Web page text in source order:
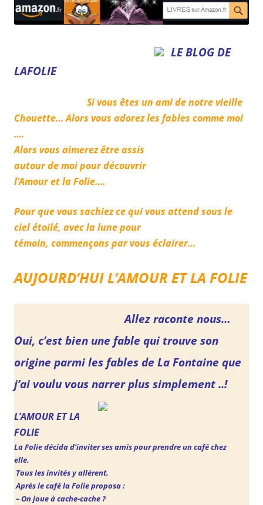
LE BLOG DE
LAFOLIE
Si vous êtes un ami de notre vieille
Chouette… Alors vous adorez les fables comme moi
….
Alors vous aimerez être assis
autour de moi pour découvrir
l’Amour et la Folie….
Pour que vous sachiez ce qui vous attend sous le
ciel étoilé, avec la lune pour
témoin, commençons par vous éclairer…
AUJOURD’HUI L’AMOUR ET LA FOLIE
Allez raconte nous…
Oui, c’est bien une fable qui trouve son
origine parmi les fables de La Fontaine que
j’ai voulu vous narrer plus simplement ..!
L’AMOUR ET LA
FOLIE
La Foliedécida d’inviter ses amis pour prendre un café chez
elle.
Tous les invités y allèrent.
Après le café la Folie proposa :
– On joue à cache-cache ?